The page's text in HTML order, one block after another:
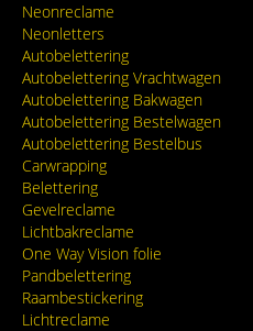
Neonreclame
Neonletters
Autobelettering
Autobelettering Vrachtwagen
Autobelettering Bakwagen
Autobelettering Bestelwagen
Autobelettering Bestelbus
Carwrapping
Belettering
Gevelreclame
Lichtbakreclame
One Way Vision folie
Pandbelettering
Raambestickering
Lichtreclame